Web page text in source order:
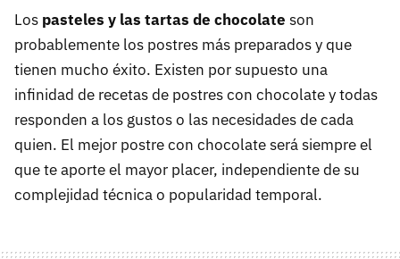
Los pasteles y las tartas de chocolate son
probablemente los postres más preparados y que
tienen mucho éxito. Existen por supuesto una
infinidad de recetas de postres con chocolate y todas
responden a los gustos o las necesidades de cada
quien. El mejor postre con chocolate será siempre el
que te aporte el mayor placer, independiente de su
complejidad técnica o popularidad temporal.